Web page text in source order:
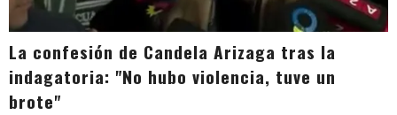
La confesión de Candela Arizaga tras la
indagatoria: "No hubo violencia, tuve un
brote"